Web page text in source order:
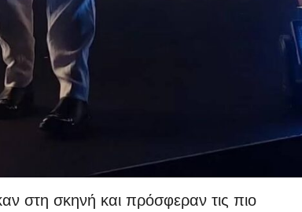
στη σκηνή και πρόσφεραν τις πιο